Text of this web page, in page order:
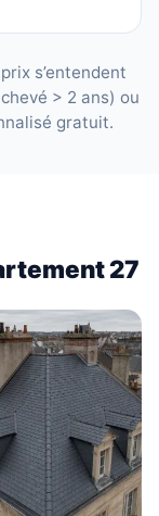
s’entendent
> 2 ans) ou
gratuit.
27